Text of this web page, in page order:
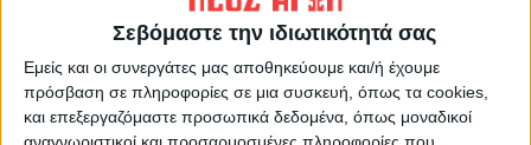
Σεβόμαστε την ιδιωτικότητά σας
Εμείς και οι συνεργάτες μας αποθηκεύουμε και/ή έχουμε
πρόσβαση σε πληροφορίες σε μια συσκευή, όπως τα cookies,
και επεξεργαζόμαστε προσωπικά δεδομένα, όπως μοναδικοί
αναγνωριστικοί και προσαρμοσμένες πληροφορίες που
Όλες οι εξελίξεις στην περιοχή της
Καρδίτσας και ευρύτερα της Θεσσαλίας
ΠΡΟΗΓΟΥΜΕΝΟ ΑΡΘΡΟ ΕΠΟΜΕΝΟ ΑΡΘΡΟ